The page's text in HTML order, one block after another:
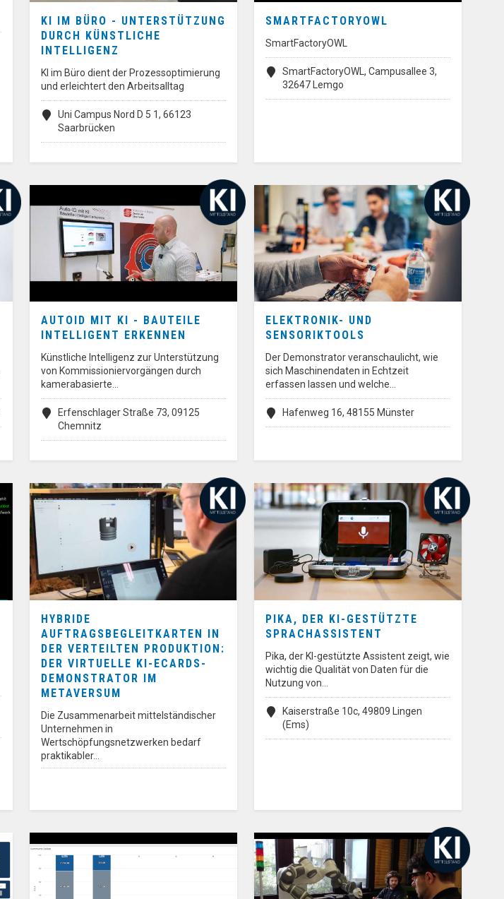
KI IM BÜRO - UNTERSTÜTZUNG
DURCH KÜNSTLICHE
INTELLIGENZ
KI im Büro dient der Prozessoptimierung
und erleichtert den Arbeitsalltag
Uni Campus Nord D 5 1, 66123
Saarbrücken
SMARTFACTORYOWL
SmartFactoryOWL
SmartFactoryOWL, Campusallee 3,
32647 Lemgo
AUTOID MIT KI - BAUTEILE
INTELLIGENT ERKENNEN
Künstliche Intelligenz zur Unterstützung
von Kommissioniervorgängen durch
kamerabasierte…
Erfenschlager Straße 73, 09125
Chemnitz
ELEKTRONIK- UND
SENSORIKTOOLS
Der Demonstrator veranschaulicht, wie
sich Maschinendaten in Echtzeit
erfassen lassen und welche…
Hafenweg 16, 48155 Münster
HYBRIDE
AUFTRAGSBEGLEITKARTEN IN
DER VERTEILTEN PRODUKTION:
DER VIRTUELLE KI-ECARDS-
DEMONSTRATOR IM
METAVERSUM
Die Zusammenarbeit mittelständischer
Unternehmen in
Wertschöpfungsnetzwerken bedarf
praktikabler…
PIKA, DER KI-GESTÜTZTE
SPRACHASSISTENT
Pika, der KI-gestützte Assistent zeigt, wie
wichtig die Qualität von Daten für die
Nutzung von…
Kaiserstraße 10c, 49809 Lingen
(Ems)